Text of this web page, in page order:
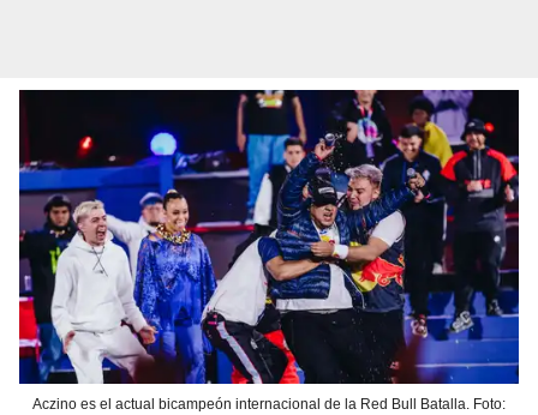
Aczino es el actual bicampeón internacional de la Red Bull Batalla. Foto: